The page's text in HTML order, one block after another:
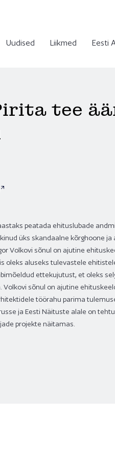
Uudised Liikmed Eesti
tee
peatada ehituslubade
üks skandaalne kõrghoone ja
Volkovi sõnul on ajutine
oleks aluseks tulevastele
ettekujutust, et oleks
Volkovi sõnul on ajutine
töörahu parima
ja Eesti Näituste alale on
projekte näitamas.